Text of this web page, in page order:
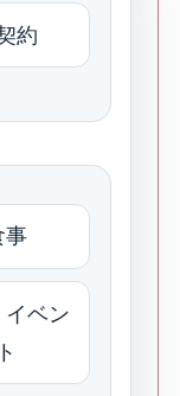
約
事
イベン
ト